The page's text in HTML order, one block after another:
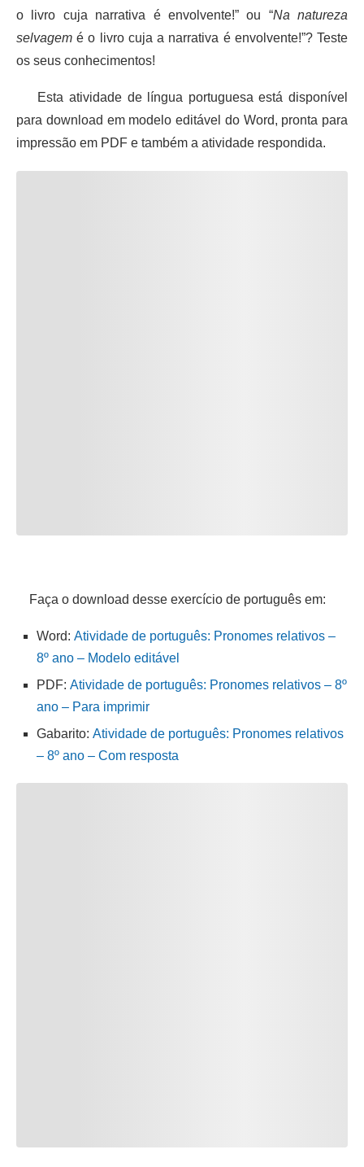
o livro cuja narrativa é envolvente!” ou “Na natureza
selvagemé o livro cuja a narrativa é envolvente!”? Teste
os seus conhecimentos!
Esta atividade de língua portuguesa está disponível
para download em modelo editável do Word, pronta para
impressão em PDF e também a atividade respondida.
Faça o download desse exercício de português em:
Word: Atividade de português: Pronomes relativos –
8º ano – Modelo editável
PDF: Atividade de português: Pronomes relativos – 8º
ano – Para imprimir
Gabarito: Atividade de português: Pronomes relativos
– 8º ano – Com resposta